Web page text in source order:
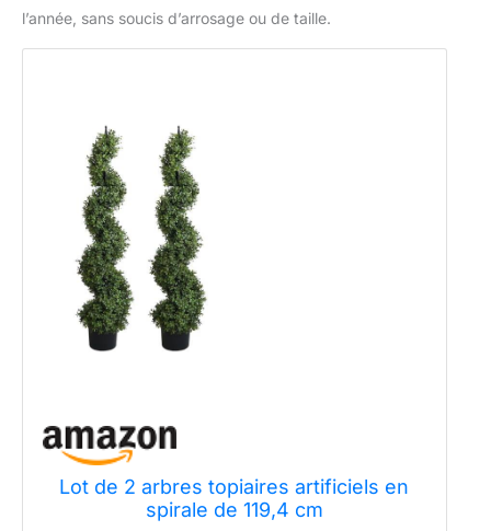
l’année, sans soucis d’arrosage ou de taille.
Lot de 2 arbres topiaires artificiels en
spirale de 119,4 cm